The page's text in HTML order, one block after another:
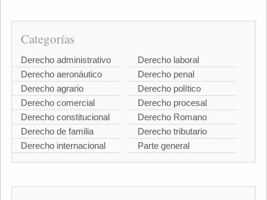
Categorías
Derecho administrativo
Derecho aeronáutico
Derecho agrario
Derecho comercial
Derecho constitucional
Derecho de familia
Derecho internacional
Derecho laboral
Derecho penal
Derecho político
Derecho procesal
Derecho Romano
Derecho tributario
Parte general